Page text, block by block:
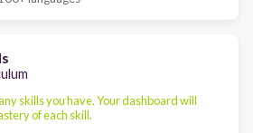
skills you have. Your dashboard will
of each skill.